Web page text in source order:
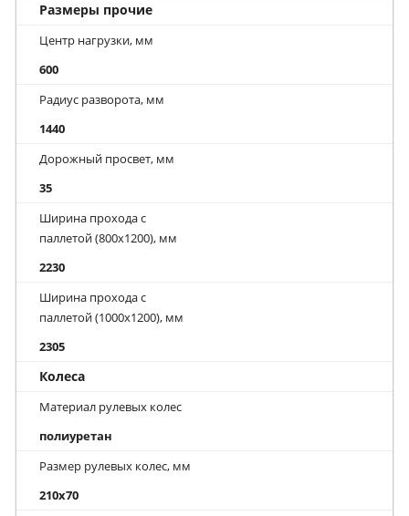
Размеры прочие
Центр нагрузки, мм
600
Радиус разворота, мм
1440
Дорожный просвет, мм
35
Ширина прохода с
паллетой (800х1200), мм
2230
Ширина прохода с
паллетой (1000х1200), мм
2305
Колеса
Материал рулевых колес
полиуретан
Размер рулевых колес, мм
210х70